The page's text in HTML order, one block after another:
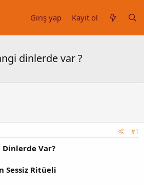
Giriş yap Kayıt ol
dinlerde var ?
#1
Dinlerde Var?
Sessiz Ritüeli